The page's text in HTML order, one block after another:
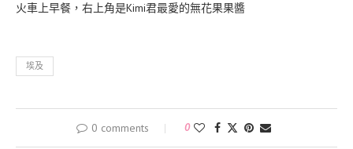
火車上早餐，右上角是Kimi君最愛的無花果果醬
埃及
0 comments 0